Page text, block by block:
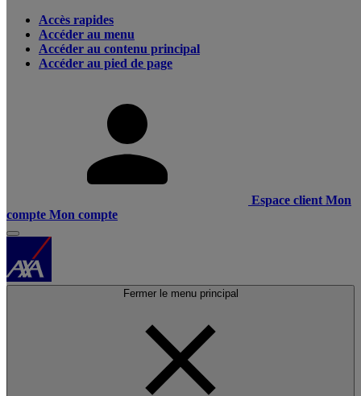
Accès rapides
Accéder au menu
Accéder au contenu principal
Accéder au pied de page
Espace client Mon
compte Mon compte
Fermer le menu principal